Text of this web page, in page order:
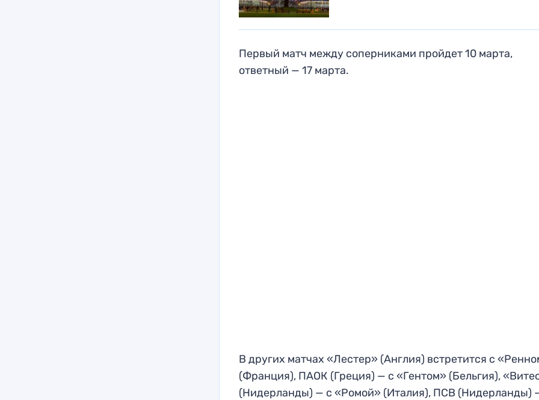
Первый матч между соперниками пройдет 10 марта,
ответный — 17 марта.
В других матчах «Лестер» (Англия) встретится с
(Франция), ПАОК (Греция) — с «Гентом» (Бельгия),
(Нидерланды) — с «Ромой» (Италия), ПСВ (Нидерланды)